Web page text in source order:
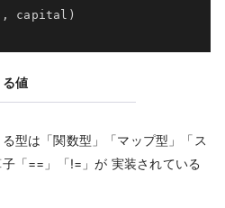
, capital )
値
型は「関数型」「マップ型」「ス
「==」「!=」が 実装されている